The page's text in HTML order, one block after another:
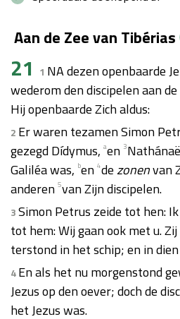
Aan de Zee van Tibérias
21 1 NA dezen openbaarde
wederom den discipelen aan de
Hij openbaarde Zich aldus:
2 Er waren tezamen Simon
gezegd Dídymus, aen 3
Galiléa was, ben 4dezonenvan
anderen 5van Zijn discipelen.
3Simon Petrus zeide tot hen:
tot hem: Wij gaan ook met u.
terstond in het schip; en in
4En als het nu morgenstond
Jezus op den oever; doch de
het Jezus was.